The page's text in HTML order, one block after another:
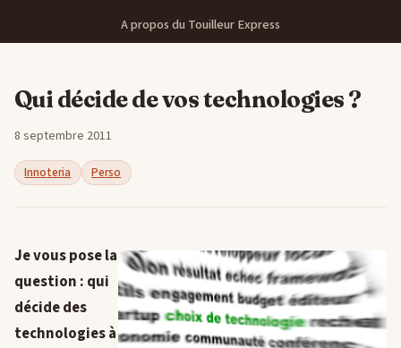
A propos du Touilleur Express
Qui décide de vos technologies ?
8 septembre 2011
Innoteria Perso
Je vous pose la
question : qui
décide des
technologies à